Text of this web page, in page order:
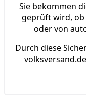
Sie bekommen
geprüft wird,
oder von
Durch diese